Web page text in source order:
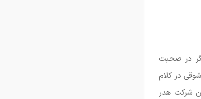
در صحبت
در کلام
شرکت هدر